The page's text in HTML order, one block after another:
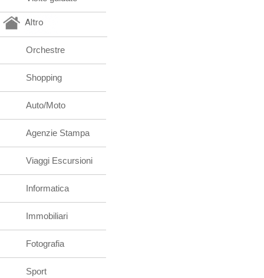
Altro
Orchestre
Shopping
Auto/Moto
Agenzie Stampa
Viaggi Escursioni
Informatica
Immobiliari
Fotografia
Sport